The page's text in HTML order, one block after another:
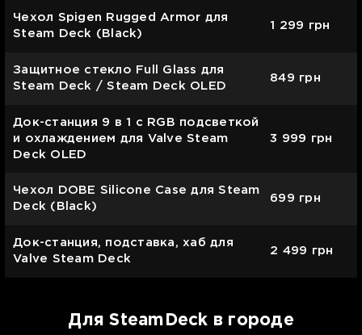
Чехол Spigen Rugged Armor для
Steam Deck (Black)
1 299 грн
Защитное стекло Full Glass для
Steam Deck / Steam Deck OLED
849 грн
Док-станция 9 в 1 с RGB подсветкой
и охлаждением для Valve Steam
Deck OLED
3 999 грн
Чехол DOBE Silicone Case для Steam
Deck (Black)
699 грн
Док-станция, подставка, хаб для
Valve Steam Deck
2 499 грн
Для SteamDeck в городе